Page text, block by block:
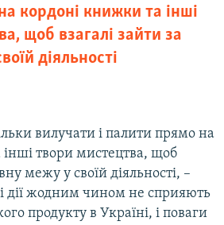
кордоні книжки та інші
щоб взагалі зайти за
діяльності
вилучати і палити прямо на
твори мистецтва, щоб
межу у своїй діяльності, –
дії жодним чином не сприяють
продукту в Україні, і поваги